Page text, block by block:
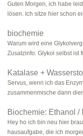
Guten Morgen, ich habe
lösen. Ich sitze hier schon
biochemie
Warum wird eine
Zusatzinfo: Glykol selbst ist
Katalase +
Servus, wenn ich das
zusammenmische dann
Biochemie: Ethanol /
Hey ho ich bin neu hier
hausaufgabe, die ich